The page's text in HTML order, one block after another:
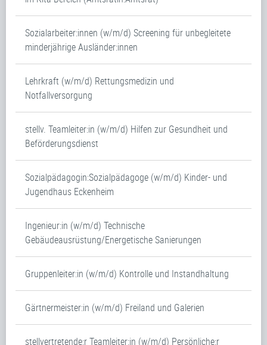
Sozialarbeiter:innen (w/m/d) Screening für unbegleitete
minderjährige Ausländer:innen
Lehrkraft (w/m/d) Rettungsmedizin und
Notfallversorgung
stellv. Teamleiter:in (w/m/d) Hilfen zur Gesundheit und
Beförderungsdienst
Sozialpädagogin:Sozialpädagoge (w/m/d) Kinder- und
Jugendhaus Eckenheim
Ingenieur:in (w/m/d) Technische
Gebäudeausrüstung/Energetische Sanierungen
Gruppenleiter:in (w/m/d) Kontrolle und Instandhaltung
Gärtnermeister:in (w/m/d) Freiland und Galerien
stellvertretende:r Teamleiter:in (w/m/d) Persönliche:r